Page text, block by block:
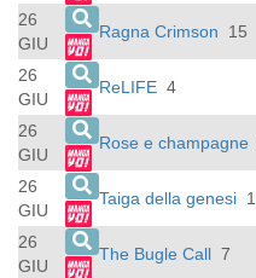
26
GIU
Ragna Crimson 15
26
GIU
ReLIFE 4
26
GIU
Rose e champagne
26
GIU
Taiga della genesi 1
26
GIU
The Bugle Call 7